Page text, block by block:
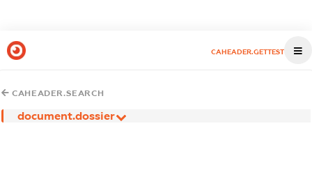
CAHEADER.GETTEST
CAHEADER.SEARCH
document.dossier